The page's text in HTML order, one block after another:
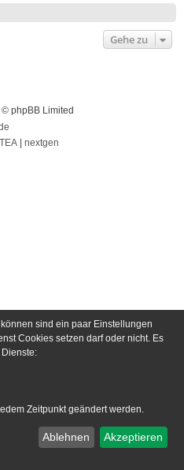
Gehe zu
phpBB Limited
nextgen
sind ein paar Einstellungen
Cookies setzen darf oder nicht. Es
Zeitpunkt geändert werden.
Ablehnen Akzeptieren